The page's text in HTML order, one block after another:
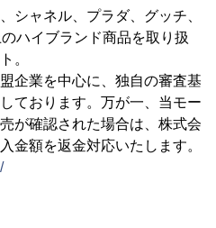
シャネル、プラダ、グッチ、
ハイブランド商品を取り扱
。
企業を中心に、独自の審査基
ております。万が一、当モー
が確認された場合は、株式会
金額を返金対応いたします。